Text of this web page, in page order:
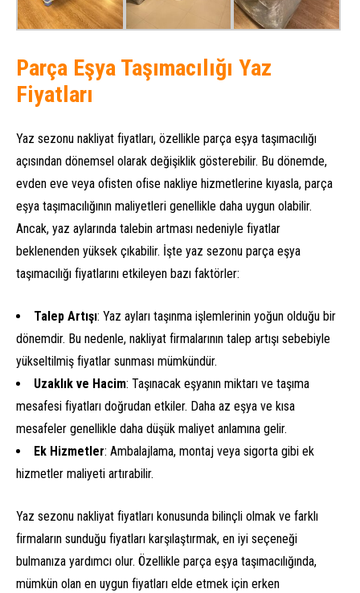
Parça Eşya Taşımacılığı Yaz
Fiyatları
Yaz sezonu nakliyat fiyatları, özellikle parça eşya taşımacılığı
açısından dönemsel olarak değişiklik gösterebilir. Bu dönemde,
evden eve veya ofisten ofise nakliye hizmetlerine kıyasla, parça
eşya taşımacılığının maliyetleri genellikle daha uygun olabilir.
Ancak, yaz aylarında talebin artması nedeniyle fiyatlar
beklenenden yüksek çıkabilir. İşte yaz sezonu parça eşya
taşımacılığı fiyatlarını etkileyen bazı faktörler:
Talep Artışı: Yaz ayları taşınma işlemlerinin yoğun olduğu bir
dönemdir. Bu nedenle, nakliyat firmalarının talep artışı sebebiyle
yükseltilmiş fiyatlar sunması mümkündür.
Uzaklık ve Hacim: Taşınacak eşyanın miktarı ve taşıma
mesafesi fiyatları doğrudan etkiler. Daha az eşya ve kısa
mesafeler genellikle daha düşük maliyet anlamına gelir.
Ek Hizmetler: Ambalajlama, montaj veya sigorta gibi ek
hizmetler maliyeti artırabilir.
Yaz sezonu nakliyat fiyatları konusunda bilinçli olmak ve farklı
firmaların sunduğu fiyatları karşılaştırmak, en iyi seçeneği
bulmanıza yardımcı olur. Özellikle parça eşya taşımacılığında,
mümkün olan en uygun fiyatları elde etmek için erken